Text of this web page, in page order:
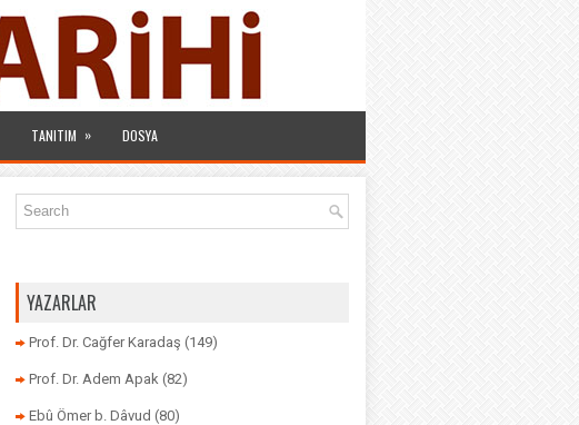
TANITIM » DOSYA
YAZARLAR
Prof. Dr. Cağfer Karadaş (149)
Prof. Dr. Adem Apak (82)
Ebû Ömer b. Dâvud (80)